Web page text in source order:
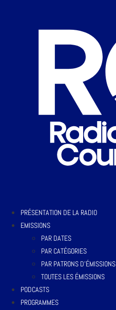
PRÉSENTATION DE LA RADIO
EMISSIONS
PAR DATES
PAR CATÉGORIES
PAR PATRONS D’ÉMISSIONS
TOUTES LES ÉMISSIONS
PODCASTS
PROGRAMMES